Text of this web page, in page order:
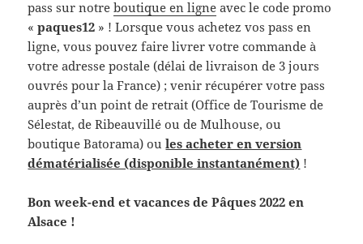
pass sur notreboutique en ligne avec le code promo
«paques12 » ! Lorsque vous achetez vos pass en
ligne, vous pouvez faire livrer votre commande à
votre adresse postale (délai de livraison de 3 jours
ouvrés pour la France) ; venir récupérer votre pass
auprès d’un point de retrait (Office de Tourisme de
Sélestat, de Ribeauvillé ou de Mulhouse, ou
boutique Batorama) oules acheter en version
dématérialisée (disponible instantanément) !
Bon week-end et vacances de Pâques 2022 en
Alsace !